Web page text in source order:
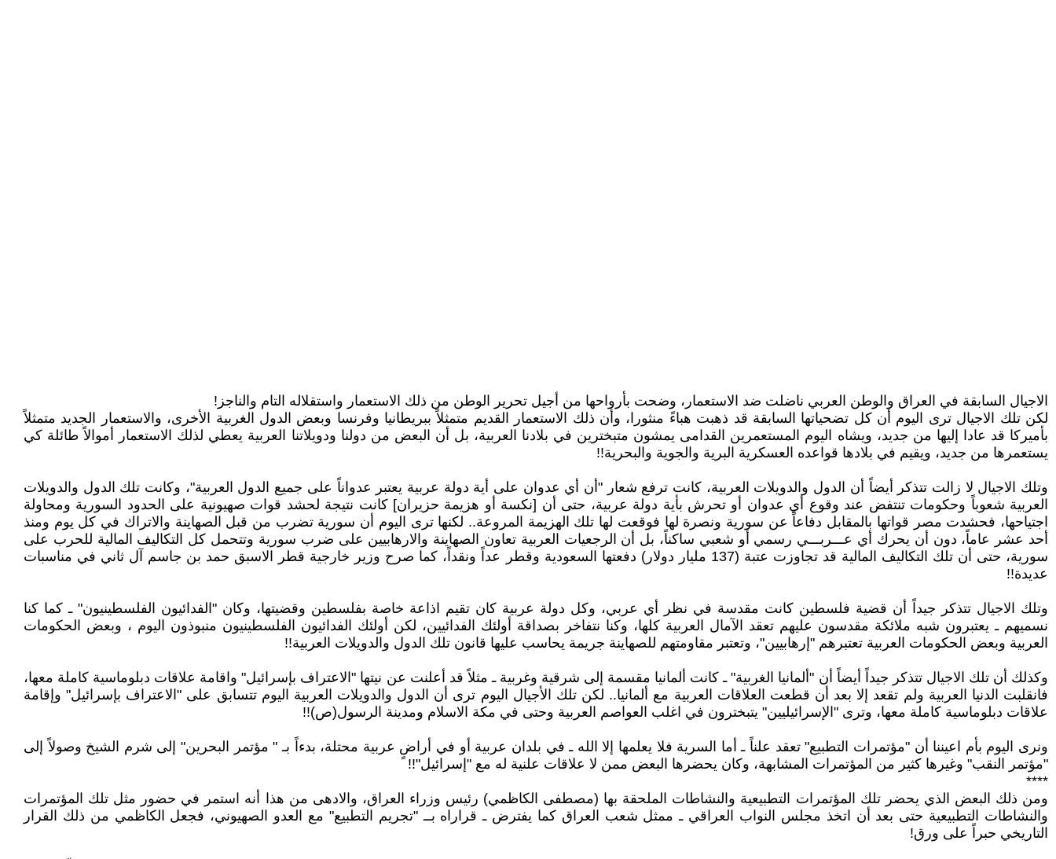
الاجيال السابقة في العراق والوطن العربي ناضلت ضد الاستعمار، وضحت بأرواحها من أجيل تحرير الوطن من ذلك الاستعمار واستقلاله التام والناجز!
لكن تلك الاجيال ترى اليوم أن كل تضحياتها السابقة قد ذهبت هباءً منثورا، وأن ذلك الاستعمار القديم متمثلاً ببريطانيا وفرنسا وبعض الدول الغربية الأخرى، والاستعمار الجديد متمثلاً
بأميركا قد عادا إليها من جديد، ويشاه اليوم المستعمرين القدامى يمشون متبخترين في بلادنا العربية، بل أن البعض من دولنا ودويلاتنا العربية يعطي لذلك الاستعمار أموالاً طائلة كي
يستعمرها من جديد، ويقيم في بلادها قواعده العسكرية البرية والجوية والبحرية!!
وتلك الاجيال لا زالت تتذكر أيضاً أن الدول والدويلات العربية، كانت ترفع شعار "أن أي عدوان على أية دولة عربية يعتبر عدواناً على جميع الدول العربية"، وكانت تلك الدول والدويلات
العربية شعوباً وحكومات تنتفض عند وقوع أي عدوان أو تحرش بأية دولة عربية، حتى أن [نكسة أو هزيمة حزيران] كانت نتيجة لحشد قوات صهيونية على الحدود السورية ومحاولة
اجتياحها، فحشدت مصر قواتها بالمقابل دفاعاً عن سورية ونصرة لها فوقعت لها تلك الهزيمة المروعة.. لكنها ترى اليوم أن سورية تضرب من قبل الصهاينة والاتراك في كل يوم ومنذ
أحد عشر عاماً، دون أن يحرك أي عـــربـــي رسمي أو شعبي ساكناً، بل أن الرجعيات العربية تعاون الصهاينة والارهابيين على ضرب سورية وتتحمل كل التكاليف المالية للحرب على
سورية، حتى أن تلك التكاليف المالية قد تجاوزت عتبة (137 مليار دولار) دفعتها السعودية وقطر عداً ونقداً، كما صرح وزير خارجية قطر الاسبق حمد بن جاسم آل ثاني في مناسبات
عديدة!!
وتلك الاجيال تتذكر جيداً أن قضية فلسطين كانت مقدسة في نظر أي عربي، وكل دولة عربية كان تقيم اذاعة خاصة بفلسطين وقضيتها، وكان "الفدائيون الفلسطينيون" ـ كما كنا
نسميهم ـ يعتبرون شبه ملائكة مقدسون عليهم تعقد الآمال العربية كلها، وكنا نتفاخر بصداقة أولئك الفدائيين، لكن أولئك الفدائيون الفلسطينيون منبوذون اليوم ، وبعض الحكومات
العربية وبعض الحكومات العربية تعتبرهم "إرهابيين"، وتعتبر مقاومتهم للصهاينة جريمة يحاسب عليها قانون تلك الدول والدويلات العربية!!
وكذلك أن تلك الاجيال تتذكر جيداً أيضاً أن "ألمانيا الغربية" ـ كانت ألمانيا مقسمة إلى شرقية وغربية ـ مثلاً قد أعلنت عن نيتها "الاعتراف بإسرائيل" واقامة علاقات دبلوماسية كاملة معها،
فانقلبت الدنيا العربية ولم تقعد إلا بعد أن قطعت العلاقات العربية مع ألمانيا.. لكن تلك الأجيال اليوم ترى أن الدول والدويلات العربية اليوم تتسابق على "الاعتراف بإسرائيل" وإقامة
علاقات دبلوماسية كاملة معها، وترى "الإسرائيليين" يتبخترون في اغلب العواصم العربية وحتى في مكة الاسلام ومدينة الرسول(ص)!!
ونرى اليوم بأم اعيننا أن "مؤتمرات التطبيع" تعقد علناً ـ أما السرية فلا يعلمها إلا الله ـ في بلدان عربية أو في أراضٍ عربية محتلة، بدءاً بـ " مؤتمر البحرين" إلى شرم الشيخ وصولاً إلى
"مؤتمر النقب" وغيرها كثير من المؤتمرات المشابهة، وكان يحضرها البعض ممن لا علاقات علنية له مع "إسرائيل"!!
****
ومن ذلك البعض الذي يحضر تلك المؤتمرات التطبيعية والنشاطات الملحقة بها (مصطفى الكاظمي) رئيس وزراء العراق، والادهى من هذا أنه استمر في حضور مثل تلك المؤتمرات
والنشاطات التطبيعية حتى بعد أن اتخذ مجلس النواب العراقي ـ ممثل شعب العراق كما يفترض ـ قراراه بــ "تجريم التطبيع" مع العدو الصهيوني، فجعل الكاظمي من ذلك القرار
التاريخي حبراً على ورق!